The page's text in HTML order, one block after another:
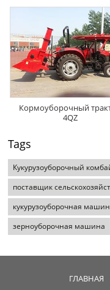
Кормоуборочный
4QZ
Tags
Кукурузоуборочный
поставщик
кукурузоуборочная
зерноуборочная машина
ГЛАВНАЯ